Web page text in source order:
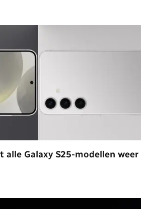
alle Galaxy S25-modellen weer